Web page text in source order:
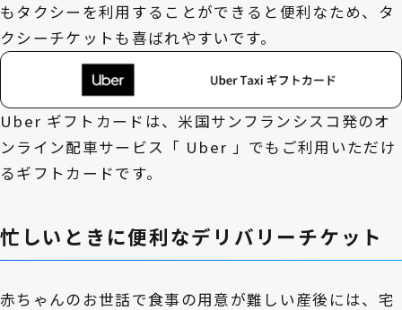
もタクシーを利用することができると便利なため、タ
クシーチケットも喜ばれやすいです。
Uber ギフトカードは、米国サンフランシスコ発のオ
ンライン配車サービス「 Uber 」でもご利用いただけ
るギフトカードです。
忙しいときに便利なデリバリーチケット
赤ちゃんのお世話で食事の用意が難しい産後には、宅